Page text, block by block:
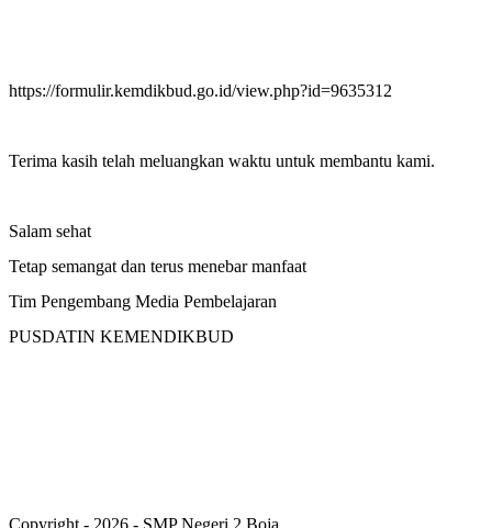
https://formulir.kemdikbud.go.id/view.php?id=9635312
Terima kasih telah meluangkan waktu untuk membantu kami.
Salam sehat
Tetap semangat dan terus menebar manfaat
Tim Pengembang Media Pembelajaran
PUSDATIN KEMENDIKBUD
Copyright - 2026 - SMP Negeri 2 Boja